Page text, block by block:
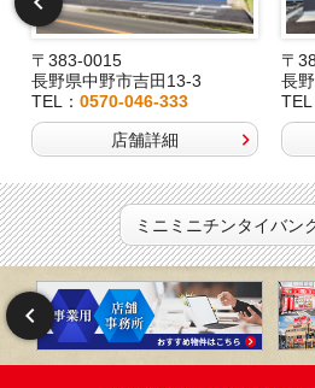
〒383-0015
長野県中野市吉田13-3
TEL： 0570-046-333
店舗詳細
〒
長
ミニミニチンタイバン